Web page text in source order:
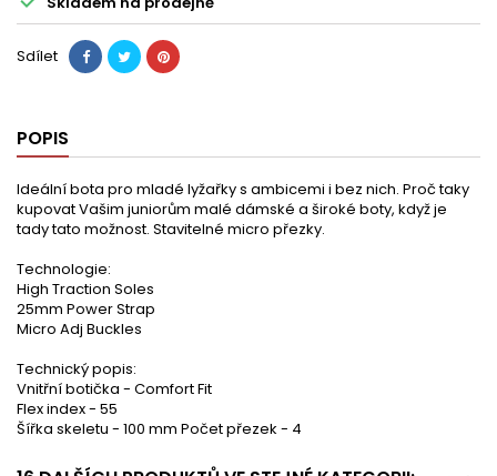
Sdílet
POPIS
Ideální bota pro mladé lyžařky s ambicemi i bez nich. Proč taky
kupovat Vašim juniorům malé dámské a široké boty, když je
tady tato možnost. Stavitelné micro přezky.
Technologie:
High Traction Soles
25mm Power Strap
Micro Adj Buckles
Technický popis:
Vnitřní botička - Comfort Fit
Flex index - 55
Šířka skeletu - 100 mm Počet přezek - 4